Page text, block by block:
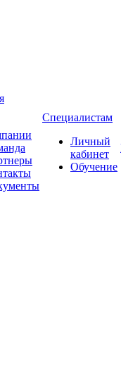
Специалистам
Личный
кабинет
Обучение